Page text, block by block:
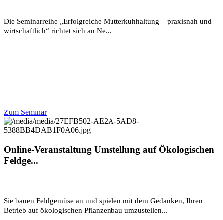
Die Seminarreihe „Erfolgreiche Mutterkuhhaltung – praxisnah und
wirtschaftlich“ richtet sich an Ne...
Zum Seminar
Online-Veranstaltung Umstellung auf Ökologischen
Feldge...
Sie bauen Feldgemüse an und spielen mit dem Gedanken, Ihren
Betrieb auf ökologischen Pflanzenbau umzustellen...